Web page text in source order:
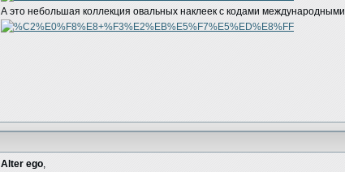
А это небольшая коллекция овальных наклеек с кодами
Alter ego,